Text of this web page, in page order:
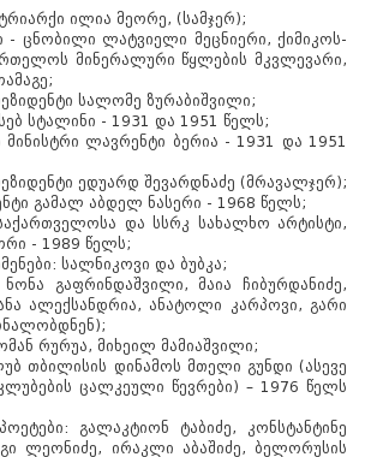
ილია მეორე, (სამჯერ);
- ცნობილი ლატვიელი მეცნიერი, ქიმიკოს-
მინერალური წყლების მკვლევარი,
სალომე ზურაბიშვილი;
სტალინი - 1931 და 1951 წელს;
მინისტრი ლავრენტი ბერია - 1931 და 1951
ედუარდ შევარდნაძე (მრავალჯერ);
გამალ აბდელ ნასერი - 1968 წელს;
და სსრკ სახალხო არტისტი,
- 1989 წელს;
სალნიკოვი და ბუბკა;
გაფრინდაშვილი, მაია ჩიბურდანიძე,
ალექსანდრია, ანატოლი კარპოვი, გარი
რურუა, მიხეილ მამიაშვილი;
თბილისის დინამოს მთელი გუნდი (ასევე
ცალკეული წევრები) – 1976 წელს
გალაკტიონ ტაბიძე, კონსტანტინე
ლეონიძე, ირაკლი აბაშიძე, ბელორუსის